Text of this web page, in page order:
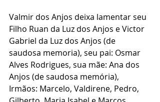
Valmir dos Anjos deixa lamentar seu
Filho Ruan da Luz dos Anjos e Victor
Gabriel da Luz dos Anjos (de
saudosa memoria), seu pai: Osmar
Alves Rodrigues, sua mãe: Ana dos
Anjos (de saudosa memória),
Irmãos: Marcelo, Valdirene, Pedro,